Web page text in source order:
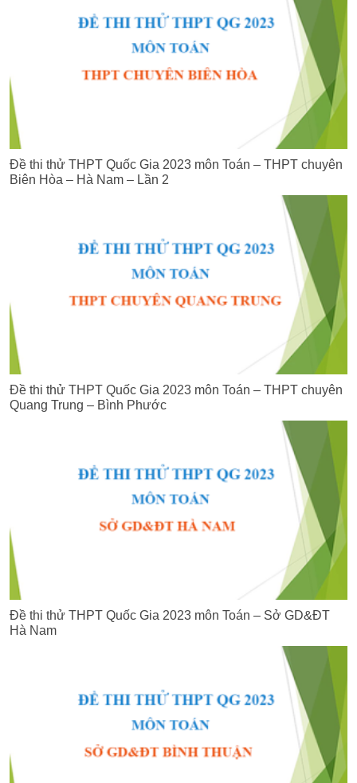
Đề thi thử THPT Quốc Gia 2023 môn Toán – THPT chuyên
Biên Hòa – Hà Nam – Lần 2
Đề thi thử THPT Quốc Gia 2023 môn Toán – THPT chuyên
Quang Trung – Bình Phước
Đề thi thử THPT Quốc Gia 2023 môn Toán – Sở GD&ĐT
Hà Nam